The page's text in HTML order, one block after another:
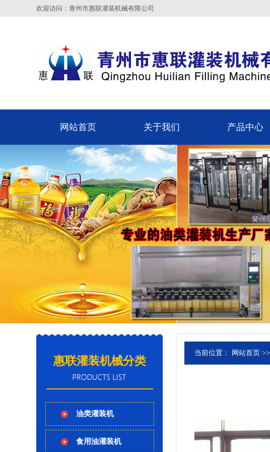
欢迎访问：青州市惠联灌装机械有限公司
网站首页 关于我们 产品中心
惠联灌装机械分类
油类灌装机
食用油灌装机
当前位置： 网站首页 >>